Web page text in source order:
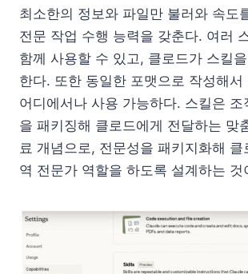
최소한의 정보와 파일만 불러와 속도
전문 작업 수행 능력을 갖춘다. 여러
함께 사용할 수 있고, 클로드가 스킬
한다. 또한 동일한 포맷으로 작성해서
어디에서나 사용 가능하다. 스킬은 조
을 패키징해 클로드에게 전달하는 맞
료 개념으로, 전문성을 패키지화해 클
역 전문가 역할을 하도록 설계하는 것